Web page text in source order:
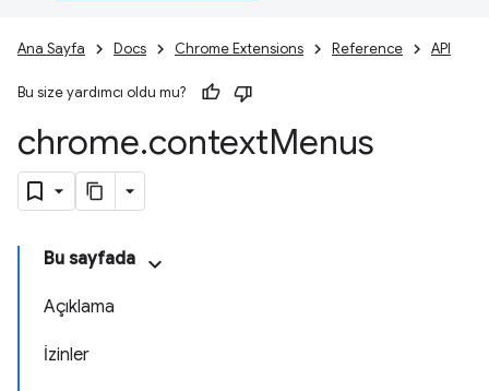
Ana Sayfa Docs Chrome Extensions Reference API
Bu size yardımcı oldu mu?
chrome.contextMenus
Bu sayfada
Açıklama
İzinler